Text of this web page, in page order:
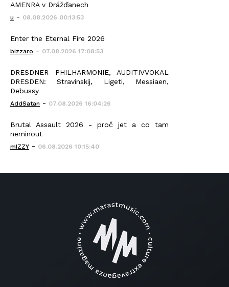
AMENRA v Drážďanech
u - 08.08.2026 00:13:53
Enter the Eternal Fire 2026
bizzaro - 07.08.2026 17:08:53
DRESDNER PHILHARMONIE, AUDITIVVOKAL
DRESDEN: Stravinskij, Ligeti, Messiaen,
Debussy
AddSatan - 07.08.2026 16:04:26
Brutal Assault 2026 - proč jet a co tam
neminout
mIZZY - 06.08.2026 10:15:40